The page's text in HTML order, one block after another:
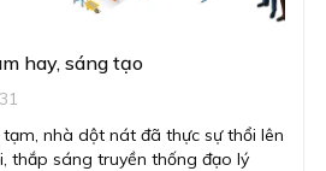
hay, sáng tạo
nhà dột nát đã thực sự thổi lên
thắp sáng truyền thống đạo lý